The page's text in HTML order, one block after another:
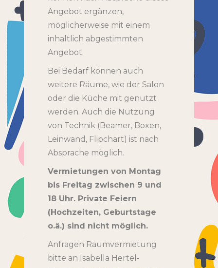
Angebot ergänzen,
möglicherweise mit einem
inhaltlich abgestimmten
Angebot.
Bei Bedarf können auch
weitere Räume, wie der Salon
oder die Küche mit genutzt
werden. Auch die Nutzung
von Technik (Beamer, Boxen,
Leinwand, Flipchart) ist nach
Absprache möglich.
Vermietungen von Montag
bis Freitag zwischen 9 und
18 Uhr. Private Feiern
(Hochzeiten, Geburtstage
o.ä.) sind nicht möglich.
Anfragen Raumvermietung
bitte an Isabella Hertel-